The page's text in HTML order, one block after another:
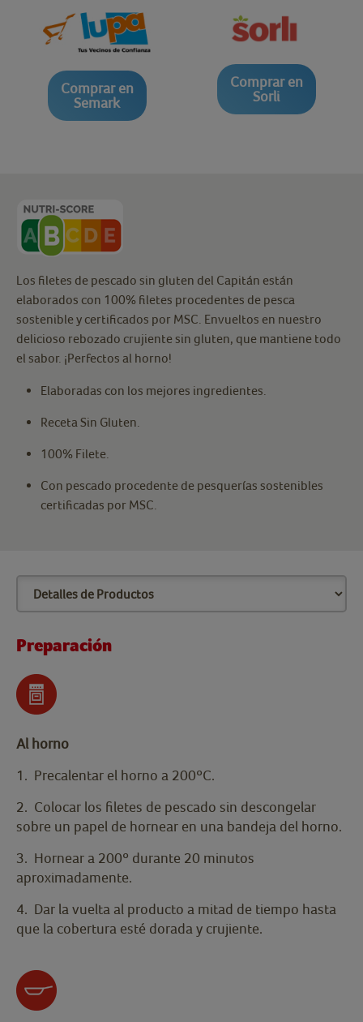
Comprar en
Semark
Comprar en
Sorli
Los filetes de pescado sin gluten del Capitán están
elaborados con 100% filetes procedentes de pesca
sostenible y certificados por MSC. Envueltos en nuestro
delicioso rebozado crujiente sin gluten, que mantiene todo
el sabor. ¡Perfectos al horno!
Elaboradas con los mejores ingredientes.
Receta Sin Gluten.
100% Filete.
Con pescado procedente de pesquerías sostenibles
certificadas por MSC.
Preparación
Al horno
1. Precalentar el horno a 200ºC.
2. Colocar los filetes de pescado sin descongelar
sobre un papel de hornear en una bandeja del horno.
3. Hornear a 200º durante 20 minutos
aproximadamente.
4. Dar la vuelta al producto a mitad de tiempo hasta
que la cobertura esté dorada y crujiente.